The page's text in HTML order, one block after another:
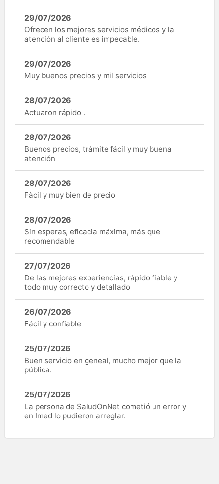
29/07/2026
Ofrecen los mejores servicios médicos y la
atención al cliente es impecable.
29/07/2026
Muy buenos precios y mil servicios
28/07/2026
Actuaron rápido .
28/07/2026
Buenos precios, trámite fácil y muy buena
atención
28/07/2026
Fàcil y muy bien de precio
28/07/2026
Sin esperas, eficacia máxima, más que
recomendable
27/07/2026
De las mejores experiencias, rápido fiable y
todo muy correcto y detallado
26/07/2026
Fácil y confiable
25/07/2026
Buen servicio en geneal, mucho mejor que la
pública.
25/07/2026
La persona de SaludOnNet cometió un error y
en Imed lo pudieron arreglar.